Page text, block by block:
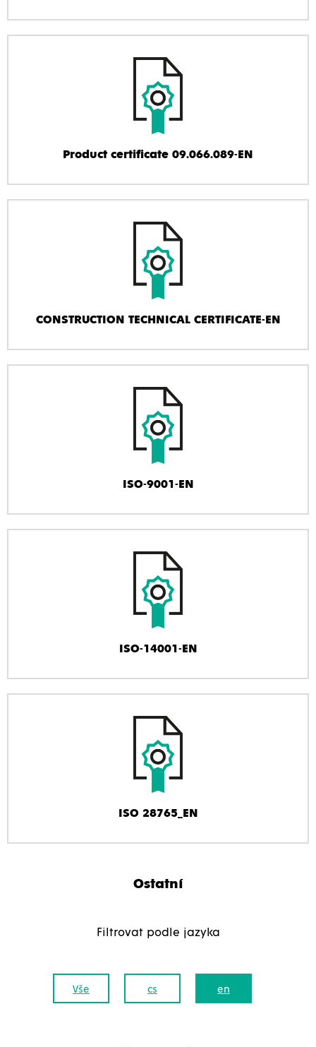
Product certificate 09.066.089-EN
CONSTRUCTION TECHNICAL CERTIFICATE-EN
ISO-9001-EN
ISO-14001-EN
ISO 28765_EN
Ostatní
Filtrovat podle jazyka
Vše cs en